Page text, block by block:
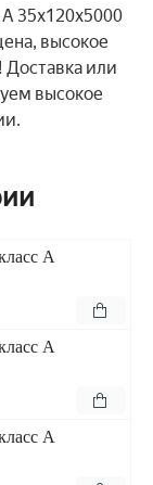
А 35x120x5000
высокое
Доставка или
высокое
А
А
А